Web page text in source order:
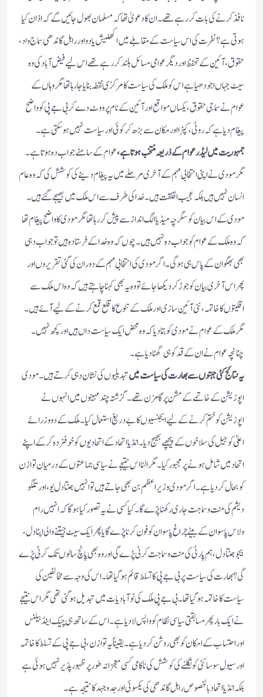
نافذ کرنے کی بات کر رہے تھے۔ ان کا دعویٰ تھا کہ مسلمان بھول جائیں گے کہ اذان کیا
ہوتی ہے؟ نفرت کی اس سیاست کے مقابلے میں اکھلیش یادو اور راہل گاندھی سماج واد،
حقوق، آئین کے تحفظ اور دیگر عوامی مسائل بلند کر رہے تھے اس لیے فیض آباد کی وہ
سیٹ جہاں اجودھیا ہے اس کو ملک کی سیاست کا مرکزی نقطہ بنایا جا رہا تھا مگر وہاں کے
عوام نے سماجی حقوق، یکساں مواقع اور آئین کے نام پر ووٹ دے کر بی جے پی کو واضح
پیغام دیا ہے کہ روٹی، کپڑا اور مکان سے بڑھ کر کوئی اور سیاست نہیں ہوسکتی ہے۔
جمہوریت میں لیڈر عوام کے ذریعہ منتخب ہوتا ہے،عوام کے سامنے جواب دہ ہوتا ہے۔
مگر مودی نے اپنی انتخابی مہم کے آخری مرحلے میں یہ پیغام دینے کی کوشش کی کہ وہ عام
انسان نہیں ہیں بلکہ عجیب الخلقت ہیں۔ خدا کی طرف سے اس ملک میں بھیجے گئے ہیں ۔
مودی کے اس بیان کو سگرچہ میڈیا الگ انداز سے پیش کر رہا تھا مگر مودی کا واضح پیغام تھا
کہ وہ ملک کے عوام کو جواب دہ نہیں ہیں۔ چوں کہ وہ خدا کے فرستادہ ہیں تو جواب دہی
بھی بھگوان کے پاس ہی ہوگی۔ اگر مودی کی انتخابی مہم کے دوران کی گئی تقریروں اور
پھر اس آخری بیان کو جوڑ کر دیکھا جائے تو وہ یہ بھی کہنا چاہتے ہیں کہ وہ اس ملک سے
اقلیتوں کا خاتمہ، نئی آئین سازی اور ملک کے تنوع کا قلع قمع کرنے کے لیے آئے ہیں۔
مگر ملک کے عوام نے مودی کو بتا دیا کہ وہ محض ایک سیاست داں ہیں اور کچھ نہیں۔
چنانچہ عوام نے ان کے قد کو ہی گھٹا دیا ہے۔
یہ نتائج کئی جہتوں سے بھارت کی سیاست میںتبدیلیوں کی نشان دہی کرتے ہیں۔ مودی
اپوزیشن کے خاتمے کے مشن پر گامزن تھے۔ گزشتہ چند مہینوں میں انہوں نے
اپوزیشن کو ختم کرنے کے لیے ایجنسیوں کا بے دریغ استعمال کیا۔ملک کے دو وزرائے
اعلیٰ کو جیل کی سلاخوں کے پیچھے بھیج دیا۔انڈیا اتحاد کے اتحادیوں کو خوفزدہ کرکے اپنے
اتحاد میں شامل ہونے پر مجبور کیا ۔مگر الٹا اس نتیجے نے سیاسی جماعتوں کے درمیان تواز ن
کو بحال کردیا ہے۔اگر مودی وزیر اعظم بن بھی جاتے ہیں تو انہیں جنتا دل یو، اور تلگو
دیشم کی منت وسماجت جاری رکھنا پڑے گا۔ کیا کسی نے یہ تصور کیا ہوگا کہ انہیں رام
ولاس پاسوان کے بیٹے چراغ پاسوان کو فون کرنا پڑے گا یا پھر ایک سیٹ جیتنے والی اپنا دل،
بیجو جنتا دل، ہم پارٹی کی منت وسماجت کرنی پڑے گی اور وہ بھی پانچ سالوں تک کرنی پڑے
گی؟ بھارت کی سیاست پر بی جے پی کا تسلط قائم ہو گیا تھا۔اس کی وجہ سے مخالفین کی
سیاست کا خاتمہ ہوگیا تھا۔بی جے پی ملک کی نوآبادیات میں تبدیل ہوگئی تھی مگر اس نتیجے
نے ایک بار پھر مسابقتی سیاسی نظام کو واپس لا دیا ہے۔ اس کے ساتھ ہی چیک اینڈ بیلنس
اور احتساب کے امکان کو بھی روشن کر دیا ہے۔ یقیناً یہ توازن، بی جے پی کے تسلط کا خاتمہ
اور سیول سوسائٹی کو نگلنے کی کوشش کی ناکامی کسی معجزانہ طور پر ظہور پذیر نہیں ہوئی ہے
بلکہ انڈیا اتحاد بالخصوص راہل گاندھی کی یکسوئی اور جدوجہد کا نتیجہ ہے ۔